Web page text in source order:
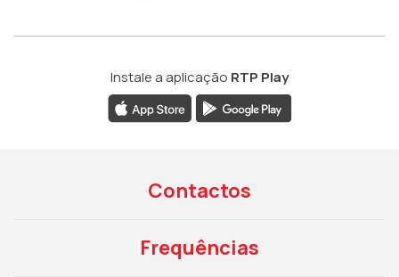
Instale a aplicação RTP Play
Contactos
Frequências